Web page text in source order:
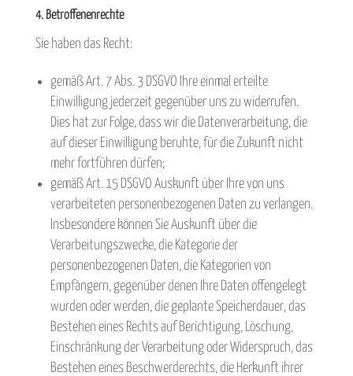
4. Betroffenenrechte
Sie haben das Recht:
gemäß Art. 7 Abs. 3 DSGVO Ihre einmal erteilte
Einwilligung jederzeit gegenüber uns zu widerrufen.
Dies hat zur Folge, dass wir die Datenverarbeitung, die
auf dieser Einwilligung beruhte, für die Zukunft nicht
mehr fortführen dürfen;
gemäß Art. 15 DSGVO Auskunft über Ihre von uns
verarbeiteten personenbezogenen Daten zu verlangen.
Insbesondere können Sie Auskunft über die
Verarbeitungszwecke, die Kategorie der
personenbezogenen Daten, die Kategorien von
Empfängern, gegenüber denen Ihre Daten offengelegt
wurden oder werden, die geplante Speicherdauer, das
Bestehen eines Rechts auf Berichtigung, Löschung,
Einschränkung der Verarbeitung oder Widerspruch, das
Bestehen eines Beschwerderechts, die Herkunft ihrer